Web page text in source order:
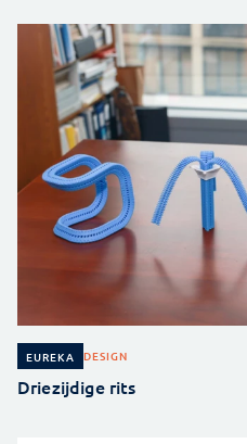
EUREKA DESIGN
Driezijdige rits